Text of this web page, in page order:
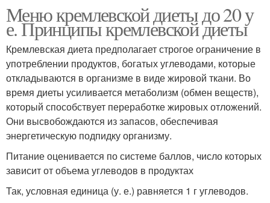
Меню кремлевской диеты до 20 у
е. Принципы кремлевской диеты
Кремлевская диета предполагает строгое ограничение в
употреблении продуктов, богатых углеводами, которые
откладываются в организме в виде жировой ткани. Во
время диеты усиливается метаболизм (обмен веществ),
который способствует переработке жировых отложений.
Они высвобождаются из запасов, обеспечивая
энергетическую подпидку организму.
Питание оценивается по системе баллов, число которых
зависит от объема углеводов в продуктах
Так, условная единица (у. е.) равняется 1 г углеводов.